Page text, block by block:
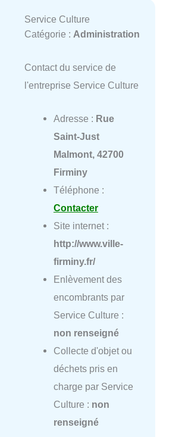
Service Culture
Catégorie : Administration
Contact du service de
l'entreprise Service Culture
Adresse : Rue
Saint-Just
Malmont, 42700
Firminy
Téléphone :
Contacter
Site internet :
http://www.ville-
firminy.fr/
Enlèvement des
encombrants par
Service Culture :
non renseigné
Collecte d'objet ou
déchets pris en
charge par Service
Culture : non
renseigné